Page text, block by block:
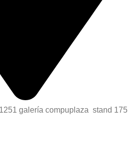
galería compuplaza stand 175